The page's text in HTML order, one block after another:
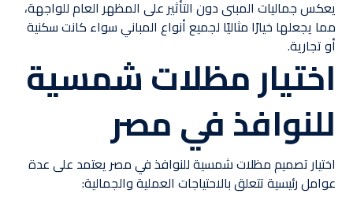
يعكس جماليات المبنى دون التأثير على المظهر العام للواجهة،
مما يجعلها خيارًا مثاليًا لجميع أنواع المباني سواء كانت سكنية
أو تجارية.
اختيار مظلات شمسية
للنوافذ في مصر
اختيار تصميم مظلات شمسية للنوافذ في مصر يعتمد على عدة
عوامل رئيسية تتعلق بالاحتياجات العملية والجمالية: